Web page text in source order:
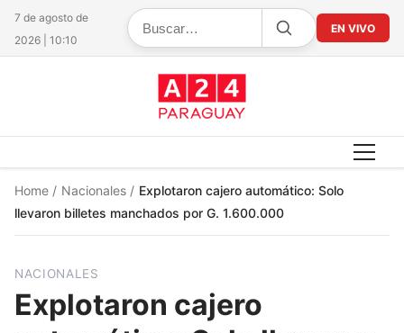
7 de agosto de
2026 | 10:10
EN VIVO
Home / Nacionales / Explotaron cajero automático: Solo
llevaron billetes manchados por G. 1.600.000
NACIONALES
Explotaron cajero